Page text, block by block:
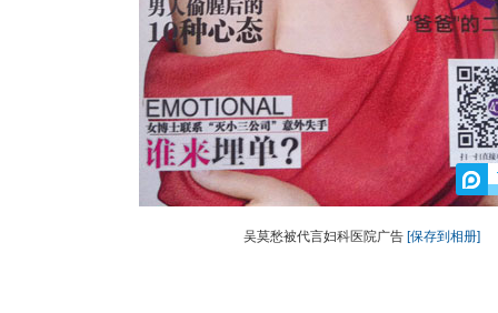
吴莫愁被代言妇科医院广告 [保存到相册]